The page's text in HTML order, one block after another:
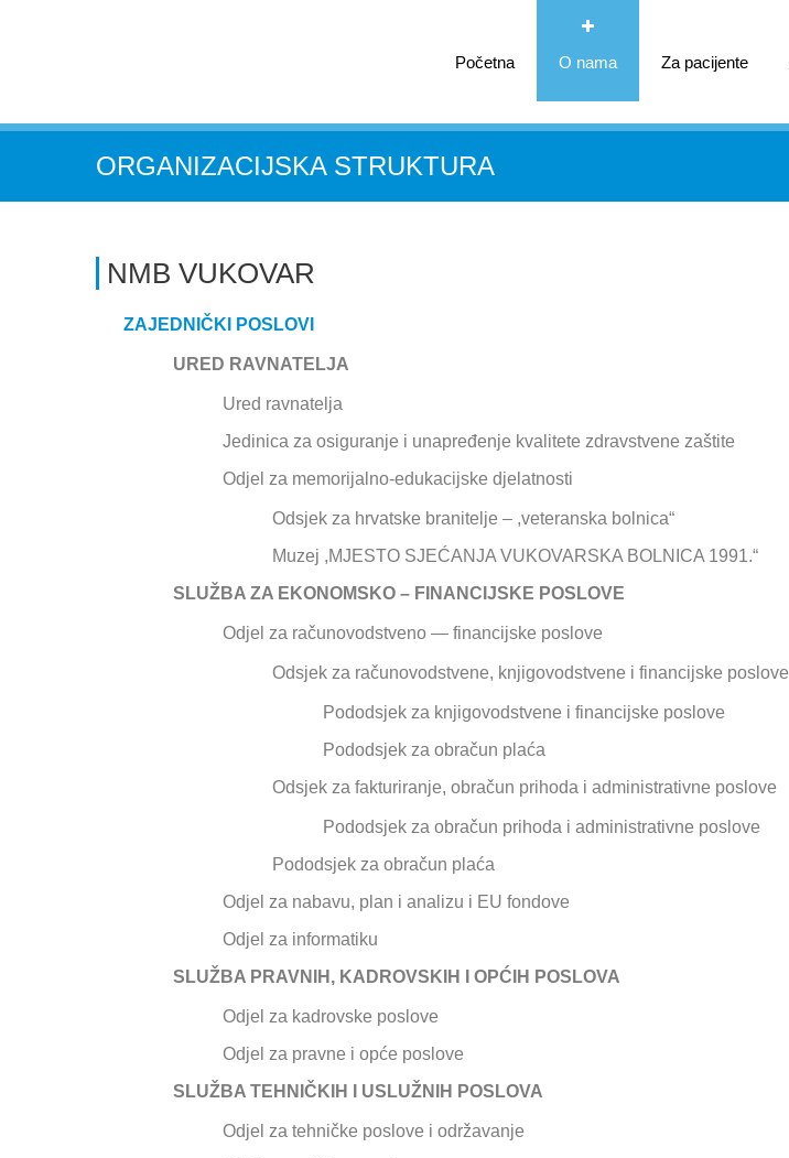
Početna O nama Za pacijente
ORGANIZACIJSKA STRUKTURA
NMB VUKOVAR
ZAJEDNIČKI POSLOVI
URED RAVNATELJA
Ured ravnatelja
Jedinica za osiguranje i unapređenje kvalitete zdravstvene zaštite
Odjel za memorijalno-edukacijske djelatnosti
Odsjek za hrvatske branitelje – ,veteranska bolnica“
Muzej ,MJESTO SJEĆANJA VUKOVARSKA BOLNICA 1991.“
SLUŽBA ZA EKONOMSKO – FINANCIJSKE POSLOVE
Odjel za računovodstveno — financijske poslove
Odsjek za računovodstvene, knjigovodstvene i financijske poslove
Pododsjek za knjigovodstvene i financijske poslove
Pododsjek za obračun plaća
Odsjek za fakturiranje, obračun prihoda i administrativne poslove
Pododsjek za obračun prihoda i administrativne poslove
Pododsjek za obračun plaća
Odjel za nabavu, plan i analizu i EU fondove
Odjel za informatiku
SLUŽBA PRAVNIH, KADROVSKIH I OPĆIH POSLOVA
Odjel za kadrovske poslove
Odjel za pravne i opće poslove
SLUŽBA TEHNIČKIH I USLUŽNIH POSLOVA
Odjel za tehničke poslove i održavanje